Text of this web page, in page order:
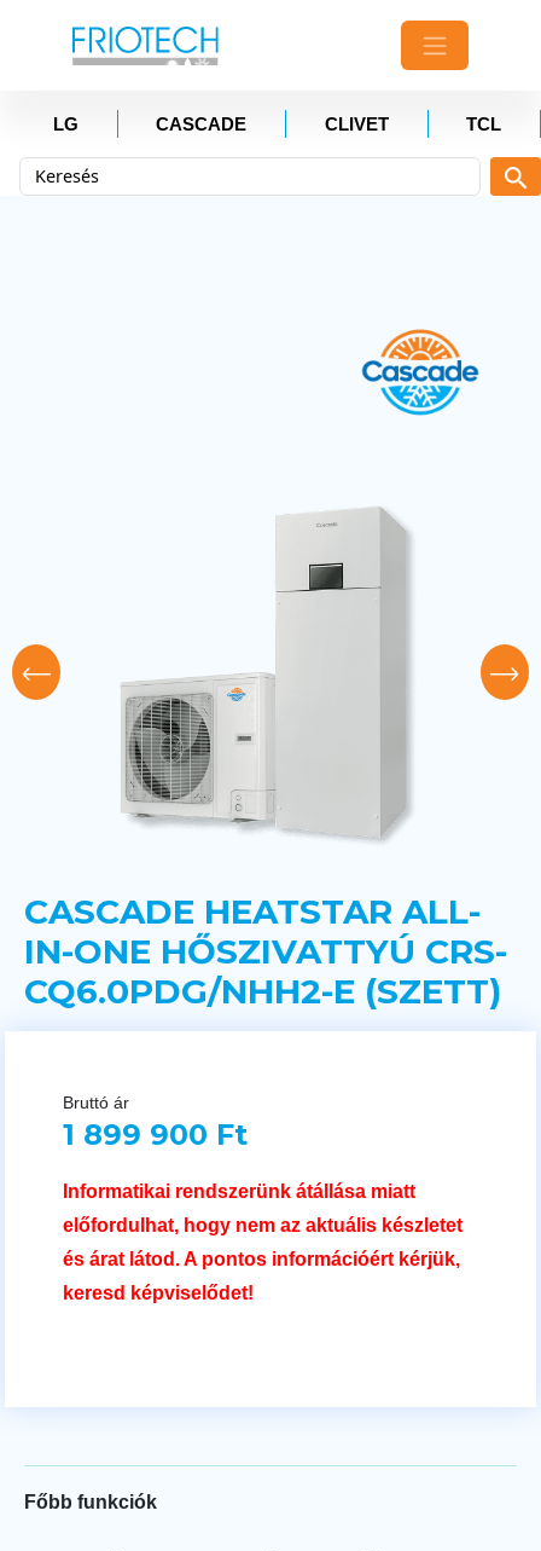
LG CASCADE CLIVET TCL
CASCADE HEATSTAR ALL-
IN-ONE HŐSZIVATTYÚ CRS-
CQ6.0PDG/NHH2-E (SZETT)
Bruttó ár
1 899 900 Ft
Informatikai rendszerünk átállása miatt
előfordulhat, hogy nem az aktuális készletet
és árat látod. A pontos információért kérjük,
keresd képviselődet!
Főbb funkciók